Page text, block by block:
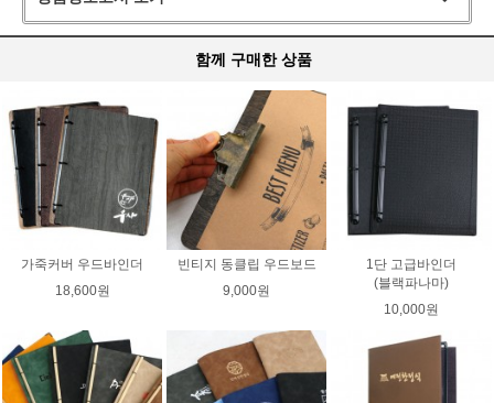
함께 구매한 상품
가죽커버 우드바인더
18,600원
빈티지 동클립 우드보드
9,000원
1단 고급바인더
(블랙파나마)
10,000원